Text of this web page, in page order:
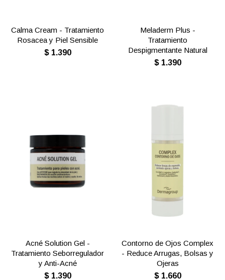
Calma Cream - Tratamiento
Rosacea y Piel Sensible
$ 1.390
Meladerm Plus -
Tratamiento
Despigmentante Natural
$ 1.390
Acné Solution Gel -
Tratamiento Seborregulador
y Anti-Acné
$ 1.390
Contorno de Ojos Complex
- Reduce Arrugas, Bolsas y
Ojeras
$ 1.660